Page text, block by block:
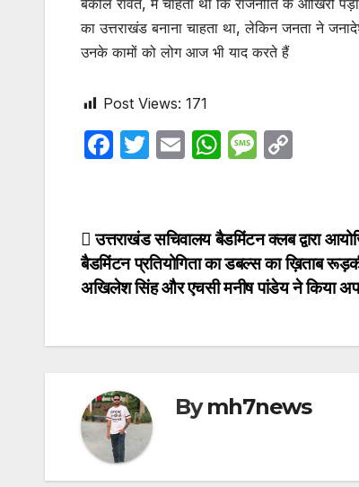
बकौल रावत, मैं चाहता था कि राजनीति के आखिरी
का उत्तराखंड बनाना चाहता था, लेकिन जनता ने
उनके कामों को लोग आज भी याद करते हैं
Post Views: 171
F
e
b
o
k
T
er
E
W
s
A
p
M
s
a
g
y
Li
n
Post
navigation
उत्तराखंड सचिवालय बैडमिंटन क्लब द्वारा
बैडमिंटन प्रतियोगिता का डबल्स का ख़िताब
अखिलेश सिंह और एचसी मनीष पांडेय ने किया
Bymh7news